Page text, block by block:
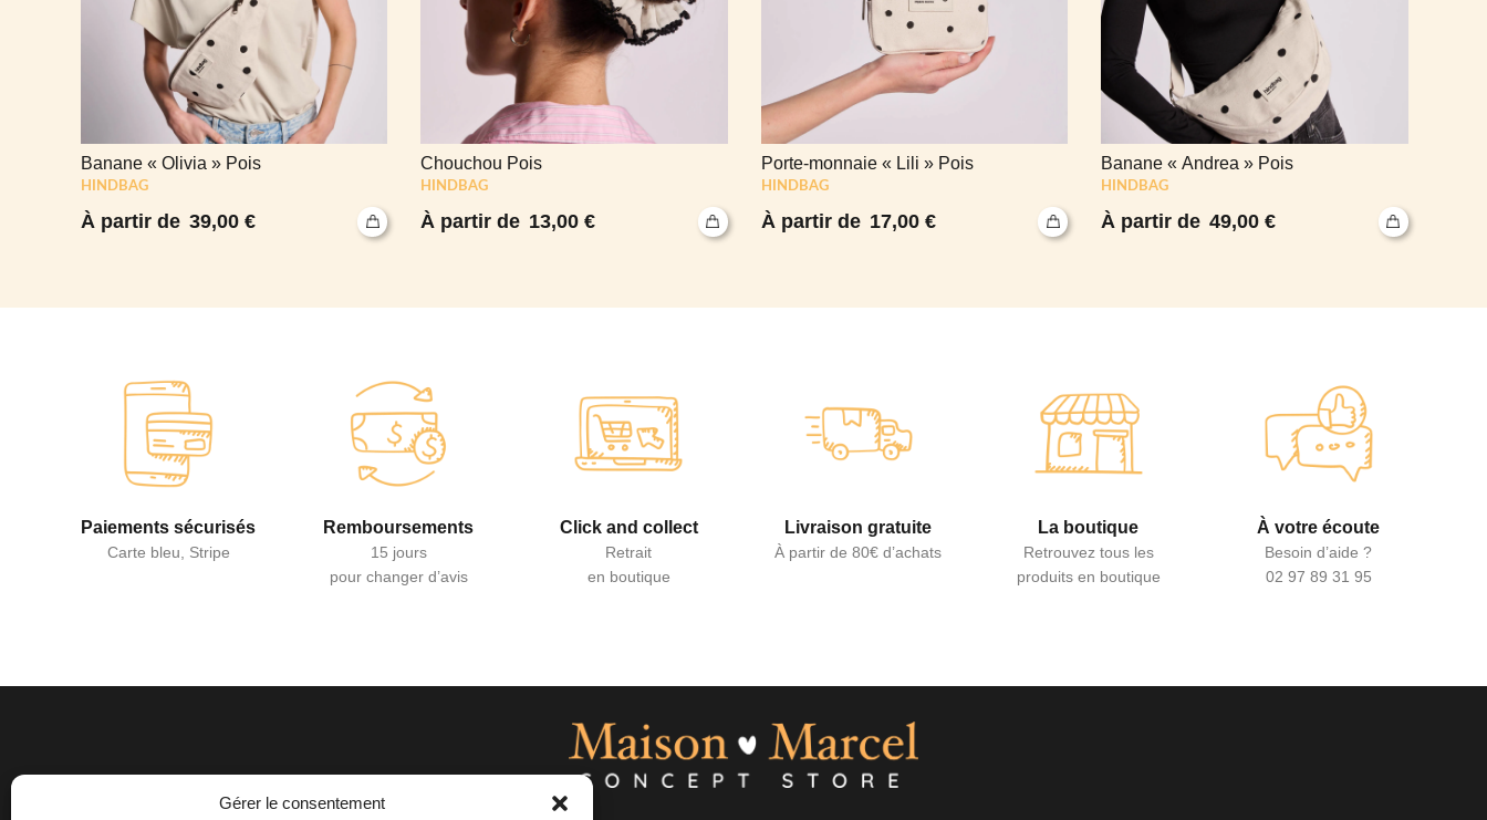
Gérer le consentement
Banane « Olivia » Pois
HINDBAG
39,00 €
Chouchou Pois
HINDBAG
13,00 €
Porte-monnaie « Lili » Pois
HINDBAG
17,00 €
Banane « Andrea » Pois
HINDBAG
49,00 €
Paiements sécurisés
Carte bleu, Stripe
Remboursements
15 jours
pour changer d’avis
Click and collect
Retrait
en boutique
Livraison gratuite
À partir de 80€ d’achats
La boutique
Retrouvez tous les
produits en boutique
À votre écoute
Besoin d’aide ?
02 97 89 31 95